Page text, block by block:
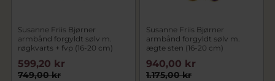
Susanne Friis Bjørner
armbånd forgyldt sølv m.
røgkvarts + fvp (16-20 cm)
749,00 kr
599,20 kr
Susanne Friis Bjørner
armbånd forgyldt sølv m.
ægte sten (16-20 cm)
1.175,00 kr
940,00 kr